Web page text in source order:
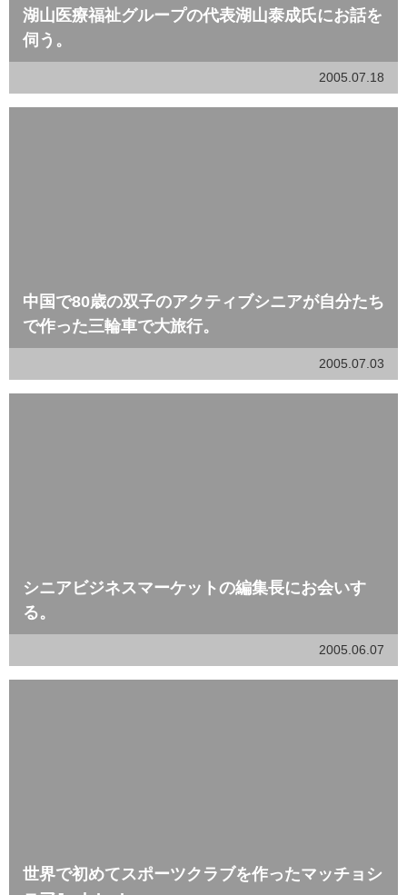
湖山医療福祉グループの代表湖山泰成氏にお話を
伺う。
2005.07.18
中国で80歳の双子のアクティブシニアが自分たち
で作った三輪車で大旅行。
2005.07.03
シニアビジネスマーケットの編集長にお会いす
る。
2005.06.07
世界で初めてスポーツクラブを作ったマッチョシ